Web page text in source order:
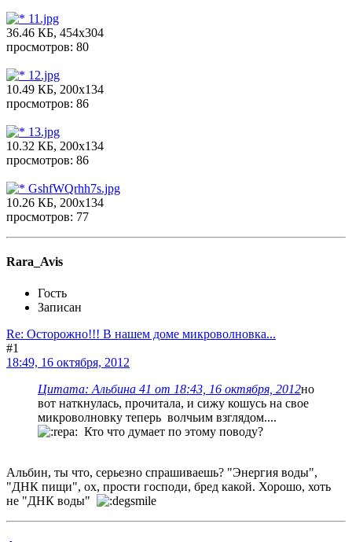
11.jpg
36.46 КБ, 454x304
просмотров: 80
12.jpg
10.49 КБ, 200x134
просмотров: 86
13.jpg
10.32 КБ, 200x134
просмотров: 86
GshfWQrhh7s.jpg
10.26 КБ, 200x134
просмотров: 77
Rara_Avis
Гость
Записан
Re: Осторожно!!! В нашем доме микроволновка...
#1
18:49, 16 октября, 2012
Цитата: Альбина 41 от 18:43, 16 октября, 2012но
вот наткнулась, прочитала, и сижу кошусь на свое
микроволновку теперь волчьим взглядом....
Кто что думает по этому поводу?
Альбин, ты что, серьезно спрашиваешь? "Энергия воды",
"ДНК пищи", ох, прости господи, бред какой. Хорошо, хоть
не "ДНК воды"